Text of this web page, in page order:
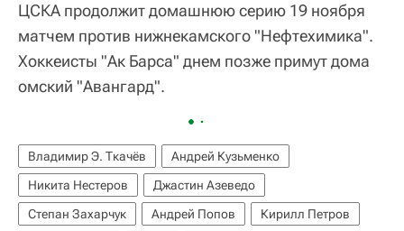
ЦСКА продолжит домашнюю серию 19 ноября
матчем против нижнекамского "Нефтехимика".
Хоккеисты "Ак Барса" днем позже примут дома
омский "Авангард".
Владимир Э. Ткачёв
Андрей Кузьменко
Никита Нестеров
Джастин Азеведо
Степан Захарчук
Андрей Попов
Кирилл Петров